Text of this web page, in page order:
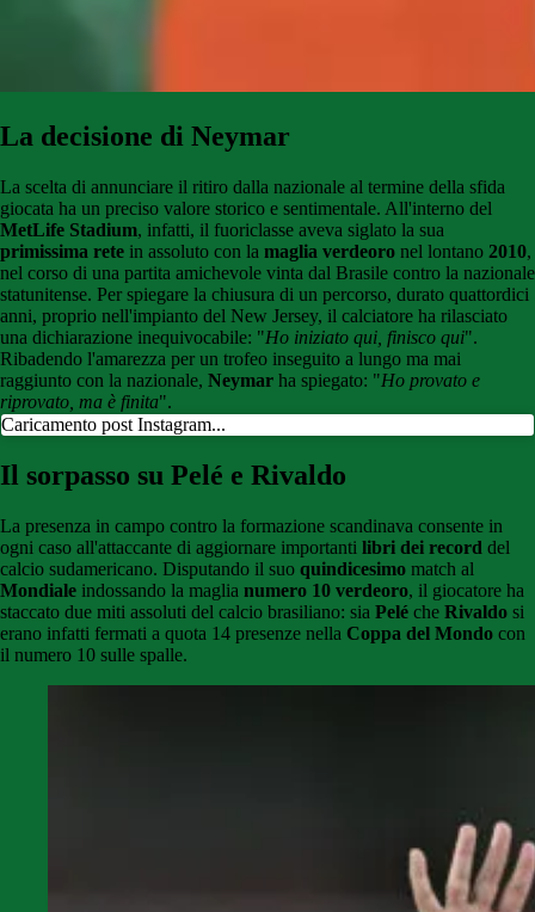
La decisione di Neymar
La scelta di annunciare il ritiro dalla nazionale al termine della sfida
giocata ha un preciso valore storico e sentimentale. All'interno del
MetLife Stadium, infatti, il fuoriclasse aveva siglato la sua
primissima rete in assoluto con la maglia verdeoro nel lontano 2010,
nel corso di una partita amichevole vinta dal Brasile contro la nazionale
statunitense. Per spiegare la chiusura di un percorso, durato quattordici
anni, proprio nell'impianto del New Jersey, il calciatore ha rilasciato
una dichiarazione inequivocabile: "Ho iniziato qui, finisco qui".
Ribadendo l'amarezza per un trofeo inseguito a lungo ma mai
raggiunto con la nazionale, Neymar ha spiegato: "Ho provato e
riprovato, ma è finita".
Caricamento post Instagram...
Il sorpasso su Pelé e Rivaldo
La presenza in campo contro la formazione scandinava consente in
ogni caso all'attaccante di aggiornare importanti libri dei record del
calcio sudamericano. Disputando il suo quindicesimo match al
Mondiale indossando la maglia numero 10 verdeoro, il giocatore ha
staccato due miti assoluti del calcio brasiliano: sia Pelé che Rivaldo si
erano infatti fermati a quota 14 presenze nella Coppa del Mondo con
il numero 10 sulle spalle.